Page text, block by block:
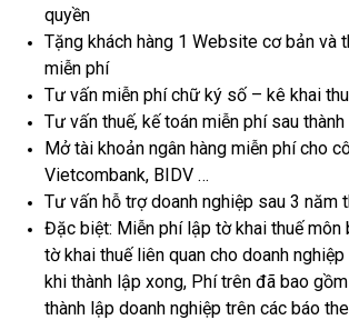
quyền
Tặng khách hàng 1 Website cơ bản và
miễn phí
Tư vấn miễn phí chữ ký số – kê khai
Tư vấn thuế, kế toán miễn phí sau
Mở tài khoản ngân hàng miễn phí cho
Vietcombank, BIDV …
Tư vấn hỗ trợ doanh nghiệp sau 3 năm
Đặc biệt: Miễn phí lập tờ khai thuế môn
tờ khai thuế liên quan cho doanh
khi thành lập xong, Phí trên đã bao
thành lập doanh nghiệp trên các báo